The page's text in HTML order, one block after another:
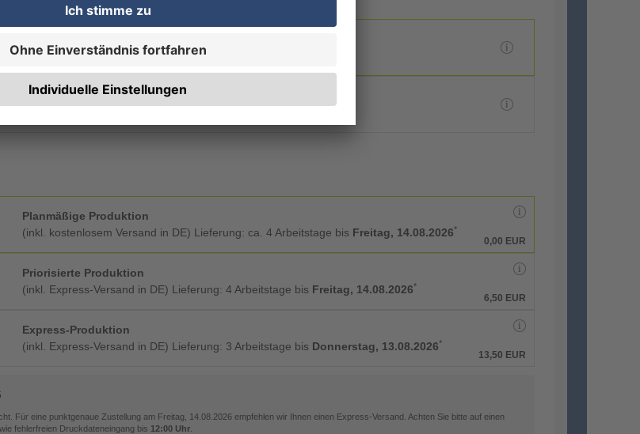
Planmäßige Produktion
(inkl. kostenlosem Versand in DE) Lieferung: ca. 4 Arbeitstage bis Freitag, 14.08.2026*
0,00 EUR
Priorisierte Produktion
(inkl. Express-Versand in DE) Lieferung: 4 Arbeitstage bis Freitag, 14.08.2026*
6,50 EUR
Express-Produktion
(inkl. Express-Versand in DE) Lieferung: 3 Arbeitstage bis Donnerstag, 13.08.2026*
13,50 EUR
Für eine punktgenaue Zustellung am Freitag, 14.08.2026 empfehlen wir Ihnen einen Express-Versand. Achten Sie bitte auf einen
fehlerfreien Druckdateneingang bis 12:00 Uhr